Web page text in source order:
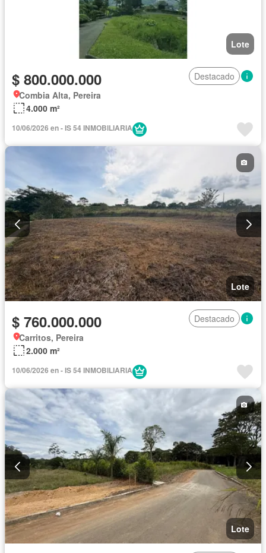
Lote
$ 800.000.000
Destacado
Combia Alta, Pereira
4.000 m²
10/06/2026 en - IS 54 INMOBILIARIA
Lote
$ 760.000.000
Destacado
Carritos, Pereira
2.000 m²
10/06/2026 en - IS 54 INMOBILIARIA
Lote